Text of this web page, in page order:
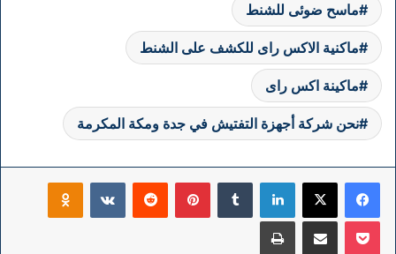
ماسح ضوئى للشنط
ماكنية الاكس راى للكشف على الشنط
ماكينة اكس راى
نحن شركة أجهزة التفتيش في جدة ومكة المكرمة
فيسبوك ‫X لينكدإن بينتيريست
‫Pocket مشاركة عبر البريد طباعة